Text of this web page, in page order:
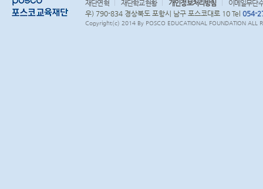
재단연혁 재단학교현황 개인정보처리방침
이메일무단
우) 790-834 경상북도 포항시 남구 포스코대로 10 Tel 054-
Copyright(c) 2014 By POSCO EDUCATIONAL FOUNDATION ALL